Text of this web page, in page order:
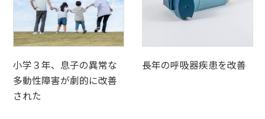
小学３年、息子の異常な
多動性障害が劇的に改善
された
長年の呼吸器疾患を改善